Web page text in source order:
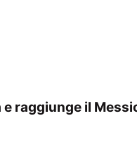
e raggiunge il